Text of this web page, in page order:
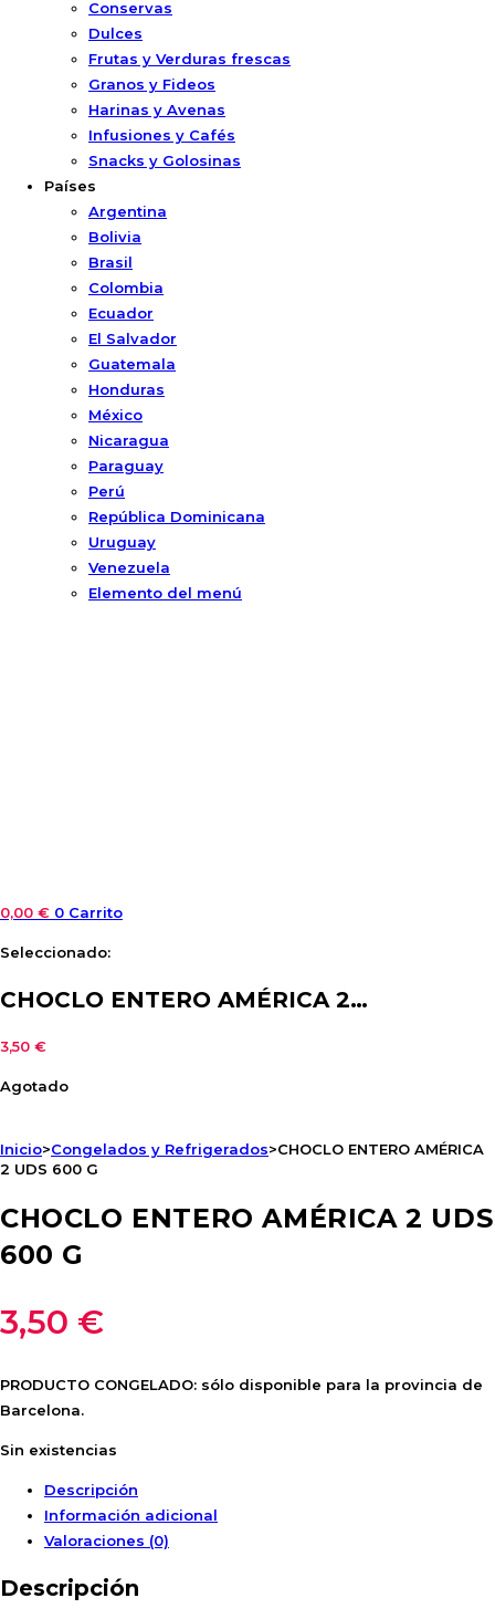
Conservas
Dulces
Frutas y Verduras frescas
Granos y Fideos
Harinas y Avenas
Infusiones y Cafés
Snacks y Golosinas
Países
Argentina
Bolivia
Brasil
Colombia
Ecuador
El Salvador
Guatemala
Honduras
México
Nicaragua
Paraguay
Perú
República Dominicana
Uruguay
Venezuela
Elemento del menú
0,00 € 0 Carrito
Seleccionado:
CHOCLO ENTERO AMÉRICA 2…
3,50 €
Agotado
Inicio>Congelados y Refrigerados>CHOCLO ENTERO AMÉRICA
2 UDS 600 G
CHOCLO ENTERO AMÉRICA 2 UDS
600 G
3,50 €
PRODUCTO CONGELADO: sólo disponible para la provincia de
Barcelona.
Sin existencias
Descripción
Información adicional
Valoraciones (0)
Descripción